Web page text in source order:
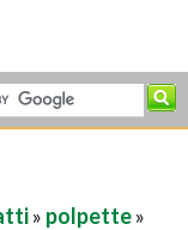
» polpette»